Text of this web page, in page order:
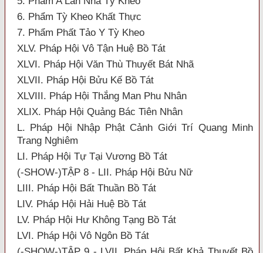
6. Phẩm Tỳ Kheo Khất Thực
7. Phẩm Phất Tảo Y Tỳ Kheo
XLV. Pháp Hội Vô Tận Huệ Bồ Tát
XLVI. Pháp Hội Văn Thù Thuyết Bát Nhã
XLVII. Pháp Hội Bửu Kế Bồ Tát
XLVIII. Pháp Hội Thắng Man Phu Nhân
XLIX. Pháp Hội Quảng Bác Tiên Nhân
L. Pháp Hội Nhập Phật Cảnh Giới Trí Quang Minh
Trang Nghiêm
LI. Pháp Hội Tự Tại Vương Bồ Tát
(-SHOW-)TẬP 8 - LII. Pháp Hội Bửu Nữ
LIII. Pháp Hội Bất Thuần Bồ Tát
LIV. Pháp Hội Hải Huệ Bồ Tát
LV. Pháp Hội Hư Không Tạng Bồ Tát
LVI. Pháp Hội Vô Ngôn Bồ Tát